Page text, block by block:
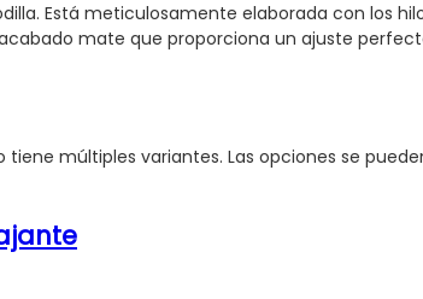
Está meticulosamente elaborada con los
mate que proporciona un ajuste
tiene múltiples variantes. Las opciones se